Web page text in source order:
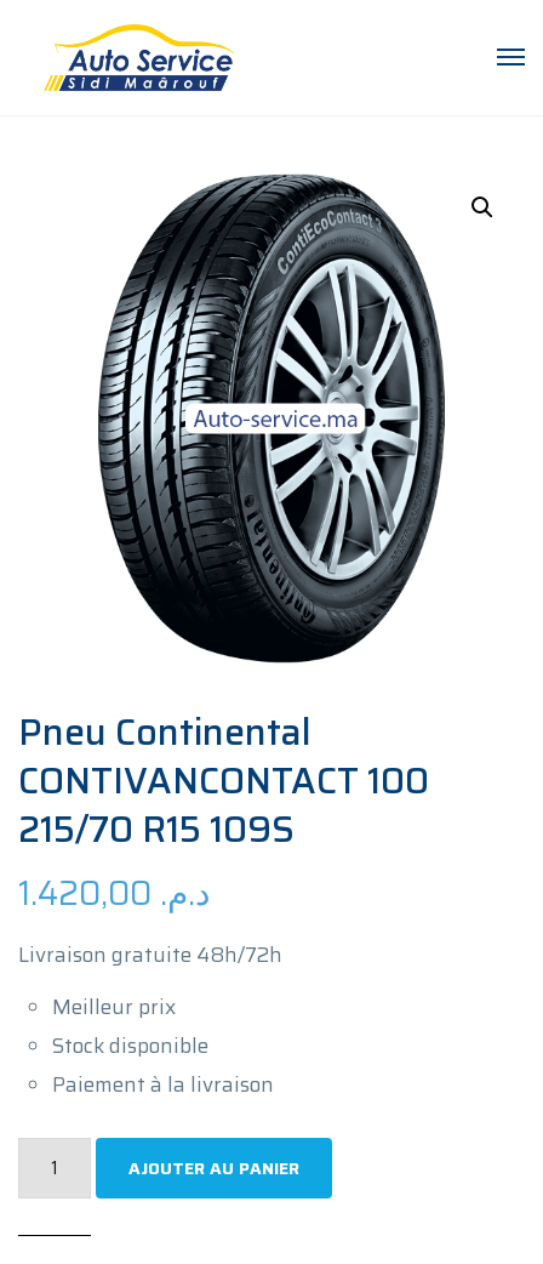
Pneu Continental
CONTIVANCONTACT 100
215/70 R15 109S
د.م.
Livraison gratuite 48h/72h
Meilleur prix
Stock disponible
Paiement à la livraison
quantité
AJOUTER AU PANIER